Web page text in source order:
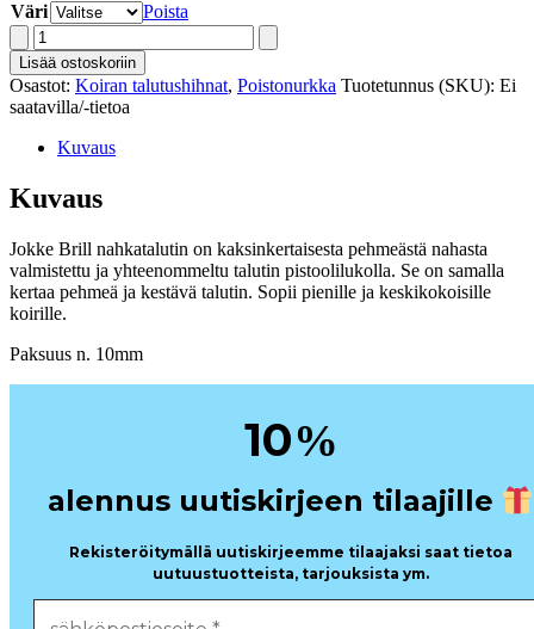
Väri
Poista
Jokke
Brill
nahkatalutin
180cm
määrä
Lisää ostoskoriin
Osastot: Koiran talutushihnat, Poistonurkka Tuotetunnus (SKU): Ei
saatavilla/-tietoa
Kuvaus
Kuvaus
Jokke Brill nahkatalutin on kaksinkertaisesta pehmeästä nahasta
valmistettu ja yhteenommeltu talutin pistoolilukolla. Se on samalla
kertaa pehmeä ja kestävä talutin. Sopii pienille ja keskikokoisille
koirille.
Paksuus n. 10mm
10%
alennus uutiskirjeen tilaajille
Rekisteröitymällä uutiskirjeemme tilaajaksi saat tietoa
uutuustuotteista, tarjouksista ym.